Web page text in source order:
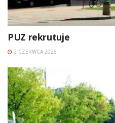
PUZ rekrutuje
2 CZERWCA 2026